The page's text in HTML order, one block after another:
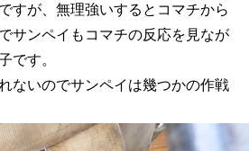
すが、無理強いするとコマチから
サンペイもコマチの反応を見なが
です。
ないのでサンペイは幾つかの作戦